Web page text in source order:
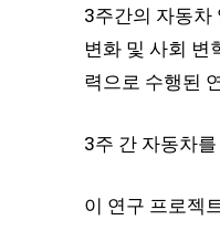
3주간의 자동차
변화 및 사회
력으로 수행된
3주 간 자동차
이 연구 프로젝